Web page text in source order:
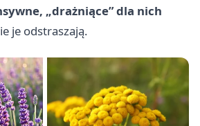
„drażniące” dla nich
je odstraszają.